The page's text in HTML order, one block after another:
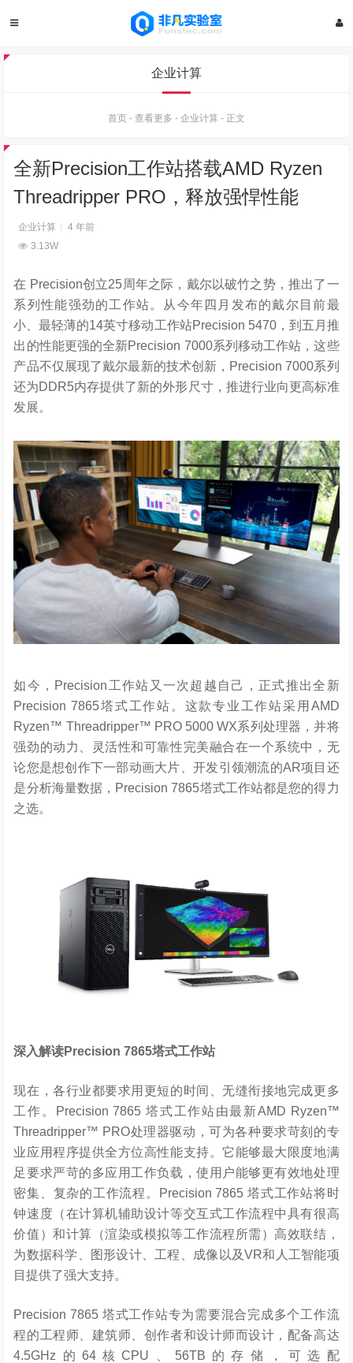
企业计算
首页 - 查看更多 - 企业计算 - 正文
全新Precision工作站搭载AMD Ryzen
Threadripper PRO，释放强悍性能
企业计算
4 年前
3.13W
在 Precision创立25周年之际，戴尔以破竹之势，推出了一
系列性能强劲的工作站。从今年四月发布的戴尔目前最
小、最轻薄的14英寸移动工作站Precision 5470，到五月推
出的性能更强的全新Precision 7000系列移动工作站，这些
产品不仅展现了戴尔最新的技术创新，Precision 7000系列
还为DDR5内存提供了新的外形尺寸，推进行业向更高标准
发展。
如今，Precision工作站又一次超越自己，正式推出全新
Precision 7865塔式工作站。这款专业工作站采用AMD
Ryzen™ Threadripper™ PRO 5000 WX系列处理器，并将
强劲的动力、灵活性和可靠性完美融合在一个系统中，无
论您是想创作下一部动画大片、开发引领潮流的AR项目还
是分析海量数据，Precision 7865塔式工作站都是您的得力
之选。
深入解读Precision 7865塔式工作站
现在，各行业都要求用更短的时间、无缝衔接地完成更多
工作。Precision 7865 塔式工作站由最新AMD Ryzen™
Threadripper™ PRO处理器驱动，可为各种要求苛刻的专
业应用程序提供全方位高性能支持。它能够最大限度地满
足要求严苛的多应用工作负载，使用户能够更有效地处理
密集、复杂的工作流程。Precision 7865 塔式工作站将时
钟速度（在计算机辅助设计等交互式工作流程中具有很高
价值）和计算（渲染或模拟等工作流程所需）高效联结，
为数据科学、图形设计、工程、成像以及VR和人工智能项
目提供了强大支持。
Precision 7865 塔式工作站专为需要混合完成多个工作流
程的工程师、建筑师、创作者和设计师而设计，配备高达
4.5GHz的64核CPU、56TB的存储，可选配